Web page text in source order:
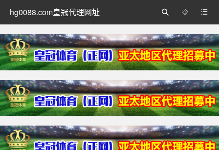
hg0088.com皇冠代理网址 

